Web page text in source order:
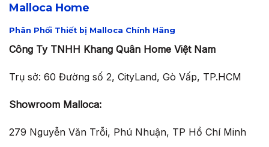
Malloca Home
Phân Phối Thiết bị Malloca Chính Hãng
Công Ty TNHH Khang Quân Home Việt Nam
Trụ sở: 60 Đường số 2, CityLand, Gò Vấp, TP.HCM
Showroom Malloca:
279 Nguyễn Văn Trỗi, Phú Nhuận, TP Hồ Chí Minh